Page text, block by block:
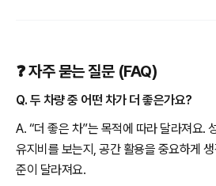
❓ 자주 묻는 질문 (FAQ)
Q. 두 차량 중 어떤 차가 더 좋은가요?
A. “더 좋은 차”는 목적에 따라 달라져요.
유지비를 보는지, 공간 활용을 중요하게
준이 달라져요.